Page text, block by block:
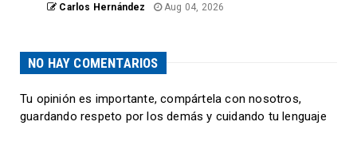
Carlos Hernández Aug 04, 2026
NO HAY COMENTARIOS
Tu opinión es importante, compártela con nosotros,
guardando respeto por los demás y cuidando tu lenguaje